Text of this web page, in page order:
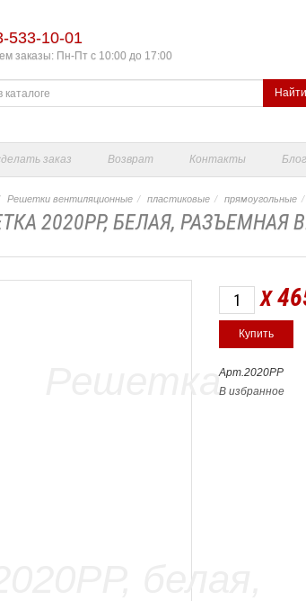
533-10-01
заказы: Пн-Пт с 10:00 до 17:00
Найти
заказ Возврат Контакты Блог
Решетки вентиляционные пластиковые прямоугольные
2020РР, БЕЛАЯ, РАЗЪЕМНАЯ
X
Арт.2020РР
В избранное